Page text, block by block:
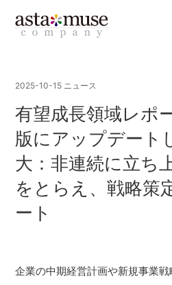
2025-10-15 ニュース
有望成長領域レポ
版にアップデート
大：非連続に立ち
をとらえ、戦略策
ート
企業の中期経営計画や新規事業